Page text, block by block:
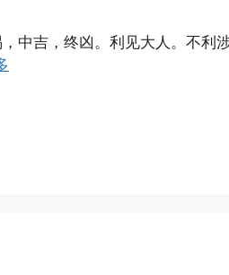
中吉，终凶。利见大人。不利